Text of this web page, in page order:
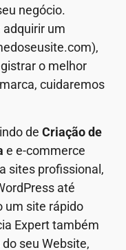
negócio.
adquirir um
o melhor
cuidaremos
de Criação de
e e-commerce
sites profissional,
até
um site rápido
Expert também
seu Website,